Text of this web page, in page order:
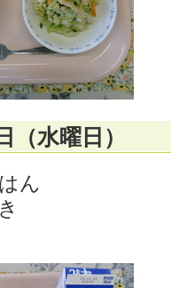
（水曜日）
ん